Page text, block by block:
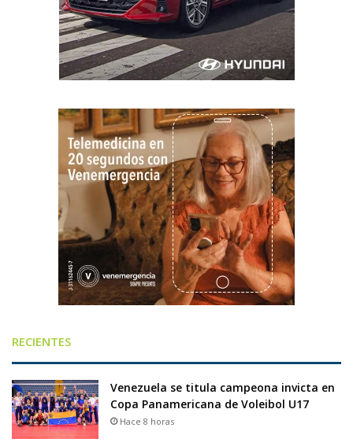
RECIENTES
Venezuela se titula campeona invicta en
Copa Panamericana de Voleibol U17
Hace 8 horas